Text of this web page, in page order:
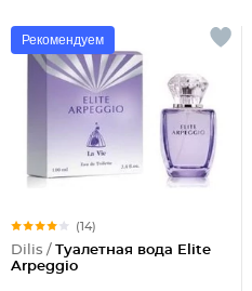
Рекомендуем
(14)
Dilis / Туалетная вода Elite
Arpeggio